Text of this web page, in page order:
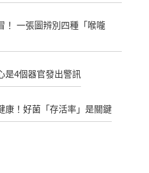
！ 一張圖辨別四種「喉嚨
是4個器官發出警訊
康！好菌「存活率」是關鍵